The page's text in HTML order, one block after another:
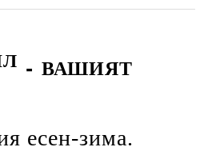
- ВАШИЯТ
есен-зима.